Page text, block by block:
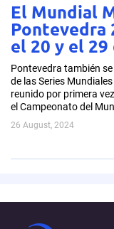
El Mundial
Pontevedra
el 20 y el 29
Pontevedra también
de las Series
reunido por primera
el Campeonato del
26 August, 2024